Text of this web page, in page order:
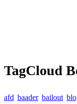
TagCloud
afd baader bailout